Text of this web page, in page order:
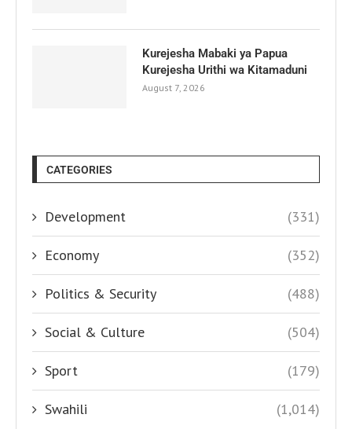
Kurejesha Mabaki ya Papua
Kurejesha Urithi wa Kitamaduni
August 7, 2026
CATEGORIES
Development (331)
Economy (352)
Politics & Security (488)
Social & Culture (504)
Sport (179)
Swahili (1,014)